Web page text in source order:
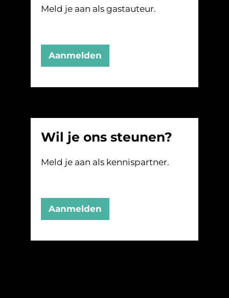
Meld je aan als gastauteur.
Aanmelden
Wil je ons steunen?
Meld je aan als kennispartner.
Aanmelden